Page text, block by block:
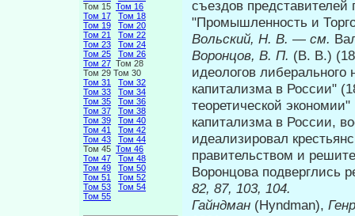
Том 15 Том 16
Том 17
Том 18
Том 19
Том 20
Том 21
Том 22
Том 23
Том 24
Том 25
Том 26
Том 27 Том 28
Том 29 Том 30
Том 31
Том 32
Том 33
Том 34
Том 35
Том 36
Том 37
Том 38
Том 39
Том 40
Том 41
Том 42
Том 43
Том 44
Том 45 Том 46
Том 47
Том 48
Том 49
Том 50
Том 51
Том 52
Том 53
Том 54
Том 55
съездов
"Промышленность и
Вольский, Н. В. — см.
Воронцов, В. П. (В. В.)
идеологов
капитализма в России"
теоретической
капитализма в России,
идеализировал
правительством и
Воронцова подверглись
82, 87, 103, 104.
Гайндман (Hyndman),